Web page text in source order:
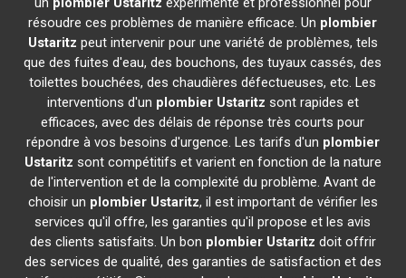
résoudre ces problèmes de manière efficace. Un plombier
Ustaritz peut intervenir pour une variété de problèmes, tels
que des fuites d'eau, des bouchons, des tuyaux cassés, des
toilettes bouchées, des chaudières défectueuses, etc. Les
interventions d'un plombier Ustaritz sont rapides et
efficaces, avec des délais de réponse très courts pour
répondre à vos besoins d'urgence. Les tarifs d'un plombier
Ustaritz sont compétitifs et varient en fonction de la nature
de l'intervention et de la complexité du problème. Avant de
choisir un plombier Ustaritz, il est important de vérifier les
services qu'il offre, les garanties qu'il propose et les avis
des clients satisfaits. Un bon plombier Ustaritz doit offrir
des services de qualité, des garanties de satisfaction et des